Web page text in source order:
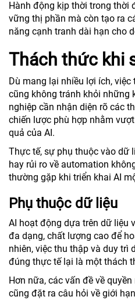
Hành động kịp thời trong thời
vững thị phần mà còn tạo ra
năng cạnh tranh dài hạn cho
Thách thức khi
Dù mang lại nhiều lợi ích,
cũng không tránh khỏi những
nghiệp cần nhận diện rõ các
chiến lược phù hợp nhằm
quả của AI.
Thực tế, sự phụ thuộc vào dữ
hay rủi ro về automation
thường gặp khi triển khai AI
Phụ thuộc dữ liệu
AI hoạt động dựa trên dữ liệu
đa dạng, chất lượng cao để
nhiên, việc thu thập và duy trì
đúng thực tế lại là một thách
Hơn nữa, các vấn đề về
cũng đặt ra câu hỏi về giới